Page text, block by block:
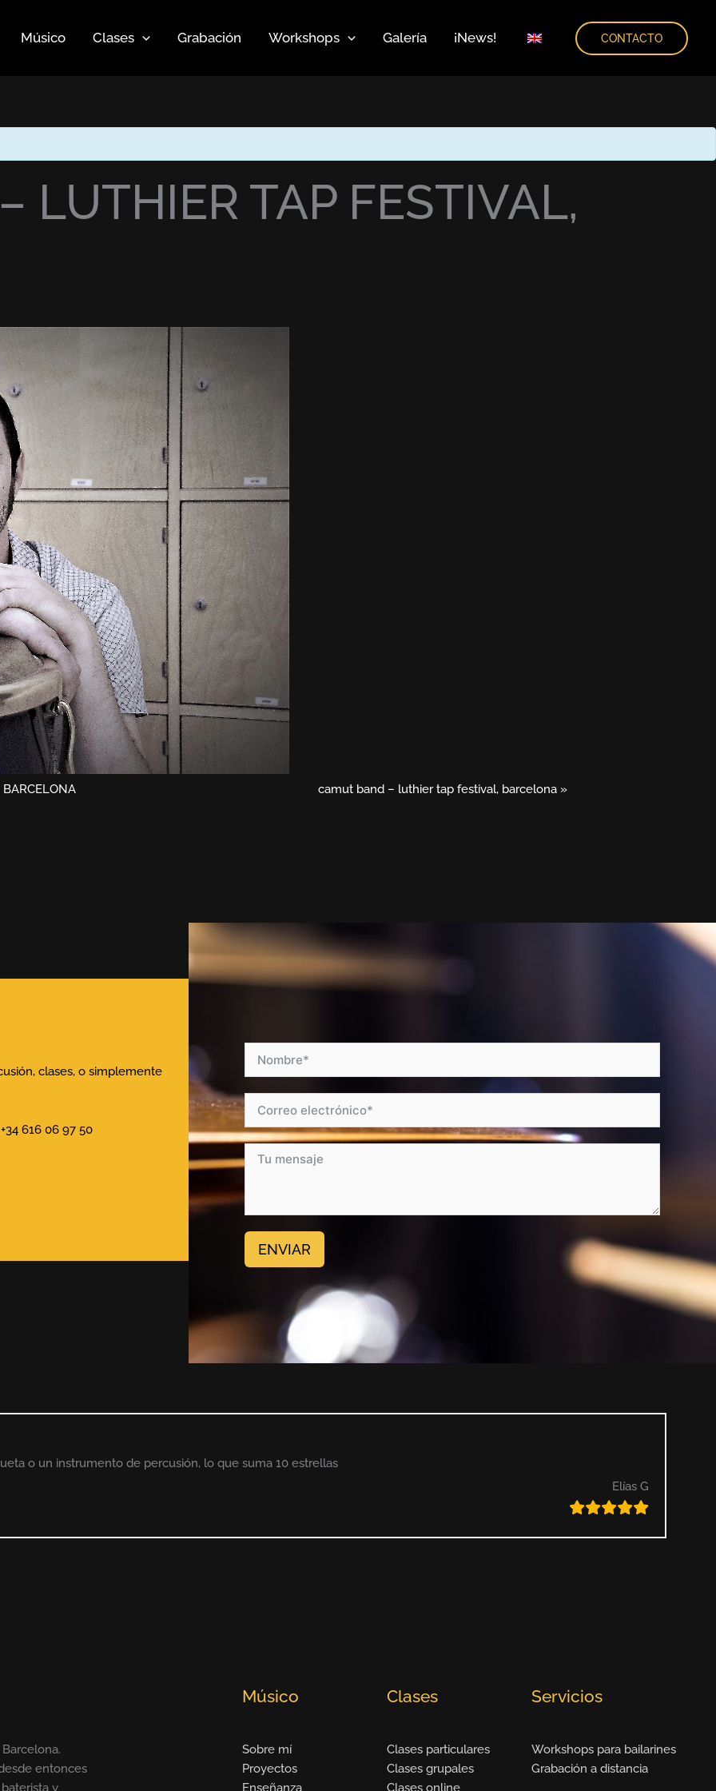
Músico Clases Grabación Workshops Galería ¡News! CONTACTO
LUTHIER TAP FESTIVAL,
BARCELONA camut band – luthier tap festival, barcelona »
clases, o simplemente
+34 616 06 97 50
ENVIAR
o un instrumento de percusión, lo que suma 10 estrellas
Elías G
entonces
y
Músico
Sobre mí
Proyectos
Enseñanza
Clases
Clases particulares
Clases grupales
Clases online
Servicios
Workshops para bailarines
Grabación a distancia